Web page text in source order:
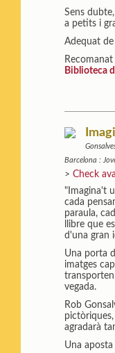
Sens
a petits i
Adequat
Biblioteca
Barcelona :
>Check
"Imagina't
cada
paraula,
llibre que
d'una gran
Una porta
imatges
transporten
vegada.
Rob
agradarà
Una